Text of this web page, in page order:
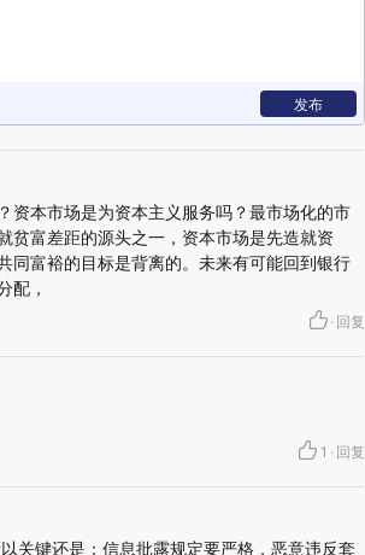
发布
资本市场是为资本主义服务吗？最市场化的市
贫富差距的源头之一，资本市场是先造就资
同富裕的目标是背离的。未来有可能回到银行
配，
· 回复
1 · 回复
关键还是：信息批露规定要严格，恶意违反套